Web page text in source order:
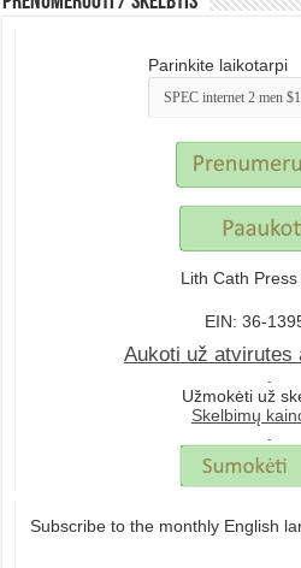
Parinkite laikotarpi
Lith Cath
EIN: 36-
Aukoti už atvirutes
Užmokėti už
Skelbimų
Subscribe to the monthly English